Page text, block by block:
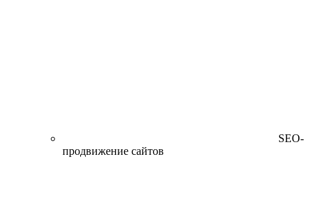
SEO-
продвижение сайтов